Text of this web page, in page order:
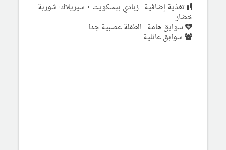
تغذية إضافية : زبادي ببسكويت + سيريلاك+شوربة
خضار
سوابق هامة : الطفلة عصبية جدا
سوابق عائلية :